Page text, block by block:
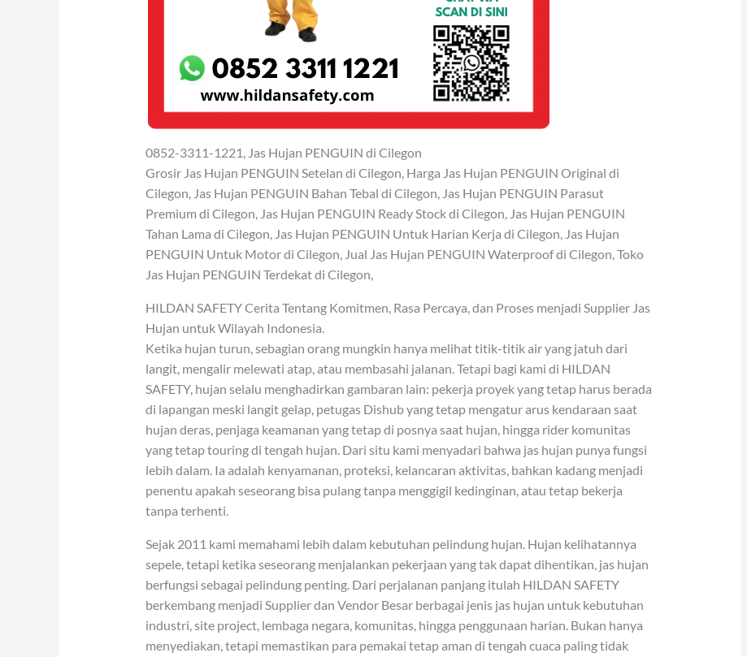
0852-3311-1221, Jas Hujan PENGUIN di Cilegon
Grosir Jas Hujan PENGUIN Setelan di Cilegon, Harga Jas Hujan PENGUIN Original di
Cilegon, Jas Hujan PENGUIN Bahan Tebal di Cilegon, Jas Hujan PENGUIN Parasut
Premium di Cilegon, Jas Hujan PENGUIN Ready Stock di Cilegon, Jas Hujan PENGUIN
Tahan Lama di Cilegon, Jas Hujan PENGUIN Untuk Harian Kerja di Cilegon, Jas Hujan
PENGUIN Untuk Motor di Cilegon, Jual Jas Hujan PENGUIN Waterproof di Cilegon, Toko
Jas Hujan PENGUIN Terdekat di Cilegon,
HILDAN SAFETY Cerita Tentang Komitmen, Rasa Percaya, dan Proses menjadi Supplier Jas
Hujan untuk Wilayah Indonesia.
Ketika hujan turun, sebagian orang mungkin hanya melihat titik-titik air yang jatuh dari
langit, mengalir melewati atap, atau membasahi jalanan. Tetapi bagi kami di HILDAN
SAFETY, hujan selalu menghadirkan gambaran lain: pekerja proyek yang tetap harus berada
di lapangan meski langit gelap, petugas Dishub yang tetap mengatur arus kendaraan saat
hujan deras, penjaga keamanan yang tetap di posnya saat hujan, hingga rider komunitas
yang tetap touring di tengah hujan. Dari situ kami menyadari bahwa jas hujan punya fungsi
lebih dalam. Ia adalah kenyamanan, proteksi, kelancaran aktivitas, bahkan kadang menjadi
penentu apakah seseorang bisa pulang tanpa menggigil kedinginan, atau tetap bekerja
tanpa terhenti.
Sejak 2011 kami memahami lebih dalam kebutuhan pelindung hujan. Hujan kelihatannya
sepele, tetapi ketika seseorang menjalankan pekerjaan yang tak dapat dihentikan, jas hujan
berfungsi sebagai pelindung penting. Dari perjalanan panjang itulah HILDAN SAFETY
berkembang menjadi Supplier dan Vendor Besar berbagai jenis jas hujan untuk kebutuhan
industri, site project, lembaga negara, komunitas, hingga penggunaan harian. Bukan hanya
menyediakan, tetapi memastikan para pemakai tetap aman di tengah cuaca paling tidak